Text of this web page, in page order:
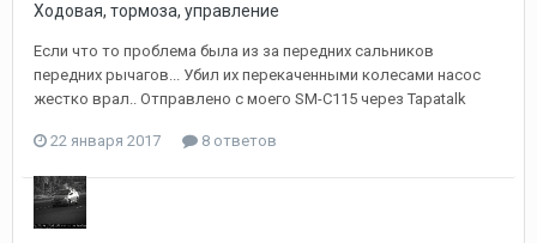
Ходовая, тормоза, управление
Если что то проблема была из за передних сальников
передних рычагов... Убил их перекаченными колесами насос
жестко врал.. Отправлено с моего SM-C115 через Tapatalk
22 января 2017 8 ответов